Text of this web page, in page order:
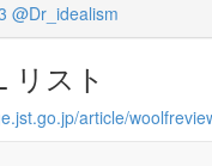
@Dr_idealism
リスト
article/